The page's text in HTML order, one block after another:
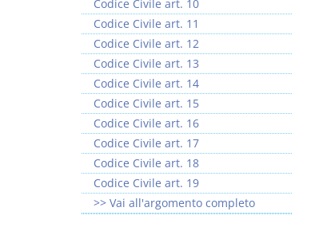
Codice Civile art. 10
Codice Civile art. 11
Codice Civile art. 12
Codice Civile art. 13
Codice Civile art. 14
Codice Civile art. 15
Codice Civile art. 16
Codice Civile art. 17
Codice Civile art. 18
Codice Civile art. 19
>> Vai all'argomento completo